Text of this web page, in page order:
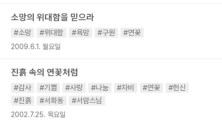
소망의 위대함을 믿으라
#소망 #위대함 #욕망 #구원 #연꽃
2009.6.1. 월요일
진흙 속의 연꽃처럼
#감사 #기쁨 #사랑 #나눔 #자비 #연꽃
#헌신
#진흙
#서화동 #서암스님
2002.7.25. 목요일